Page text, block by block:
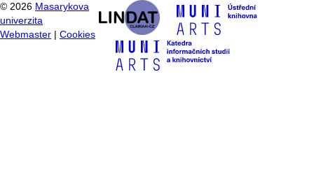
© 2026 Masarykova
univerzita
Webmaster
Cookies